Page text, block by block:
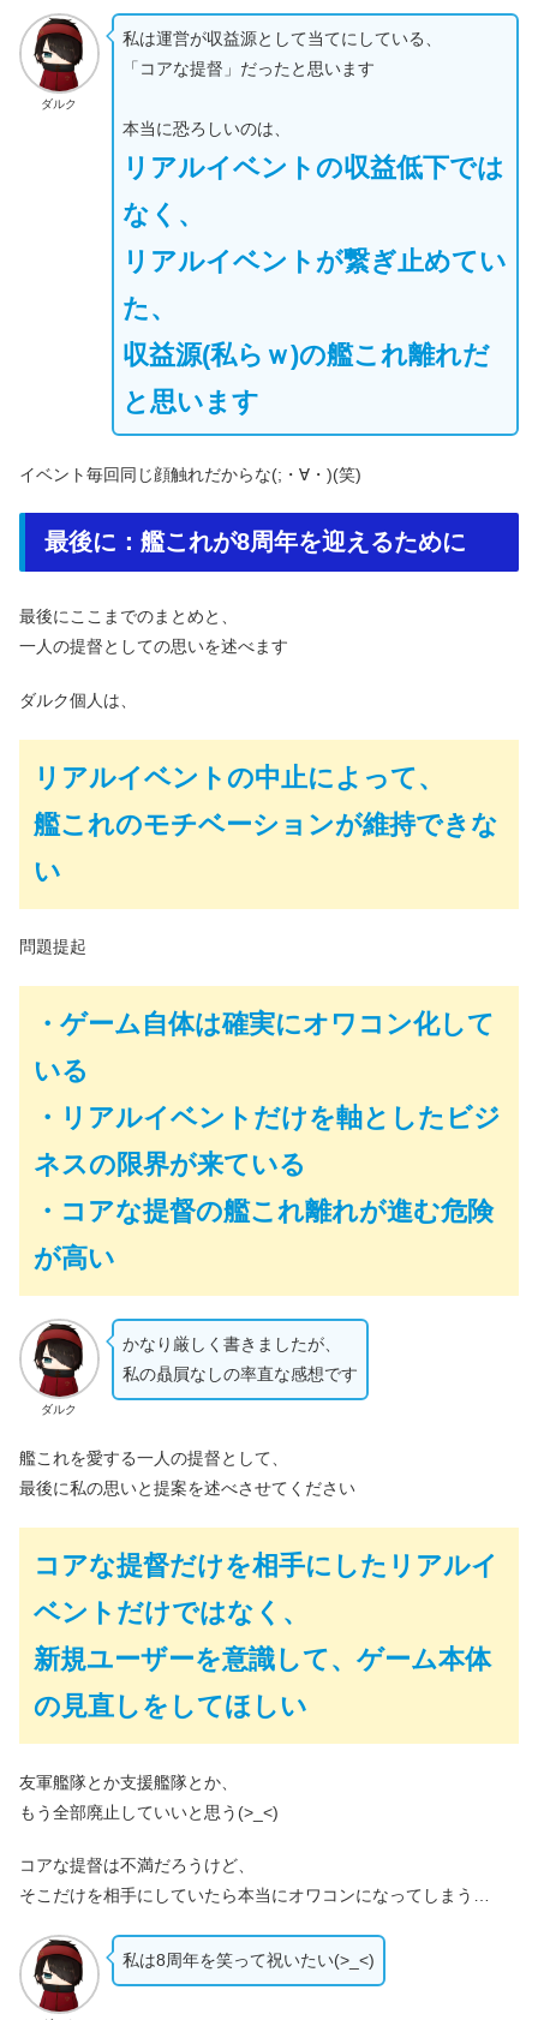
ダルク
私は運営が収益源として当てにしている、
「コアな提督」だったと思います
本当に恐ろしいのは、
リアルイベントの収益低下では
なく、
リアルイベントが繋ぎ止めてい
た、
収益源(私らｗ)の艦これ離れだ
と思います
イベント毎回同じ顔触れだからな(;・∀・)(笑)
最後に：艦これが8周年を迎えるために
最後にここまでのまとめと、
一人の提督としての思いを述べます
ダルク個人は、
リアルイベントの中止によって、
艦これのモチベーションが維持できな
い
問題提起
・ゲーム自体は確実にオワコン化して
いる
・リアルイベントだけを軸としたビジ
ネスの限界が来ている
・コアな提督の艦これ離れが進む危険
が高い
ダルク
かなり厳しく書きましたが、
私の贔屓なしの率直な感想です
艦これを愛する一人の提督として、
最後に私の思いと提案を述べさせてください
コアな提督だけを相手にしたリアルイ
ベントだけではなく、
新規ユーザーを意識して、ゲーム本体
の見直しをしてほしい
友軍艦隊とか支援艦隊とか、
もう全部廃止していいと思う(>_<)
コアな提督は不満だろうけど、
そこだけを相手にしていたら本当にオワコンになってしまう…
私は8周年を笑って祝いたい(>_<)